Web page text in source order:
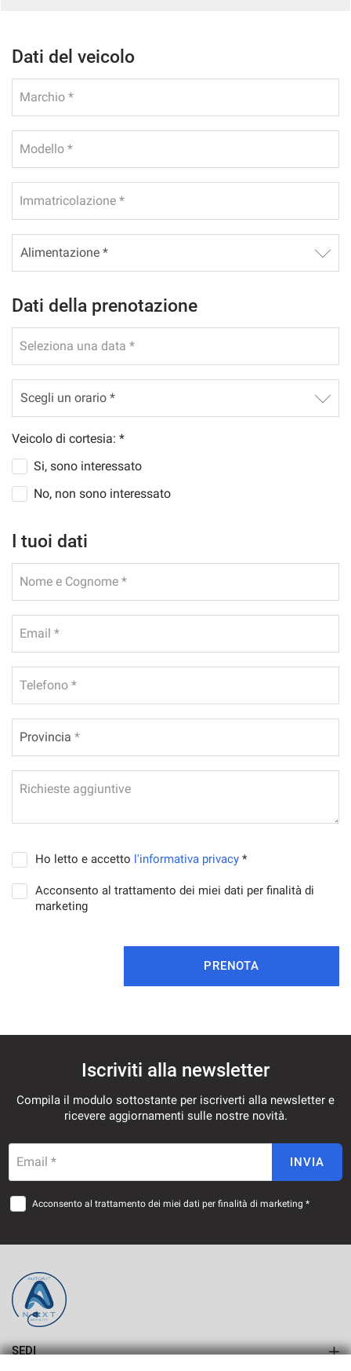
Dati del veicolo
Marchio *
Modello *
Immatricolazione *
Dati della prenotazione
Seleziona una data *
Veicolo di cortesia: *
Si, sono interessato
No, non sono interessato
I tuoi dati
Nome e Cognome *
Email *
Telefono *
Provincia
Provincia *
Richieste aggiuntive
Ho letto e accetto l'informativa privacy *
Acconsento al trattamento dei miei dati per finalità di
marketing
PRENOTA
Iscriviti alla newsletter
Compila il modulo sottostante per iscriverti alla newsletter e
ricevere aggiornamenti sulle nostre novità.
Email * INVIA
Acconsento al trattamento dei miei dati per finalità di marketing *
SEDI
rimanda
cookie
policy.
Puoi
rivedere
e
modificare
le
tue
qualsiasi
momento.
Cookie necessari
Cookie delle preferenze
Leggi
la
cookie
le
impostazioni